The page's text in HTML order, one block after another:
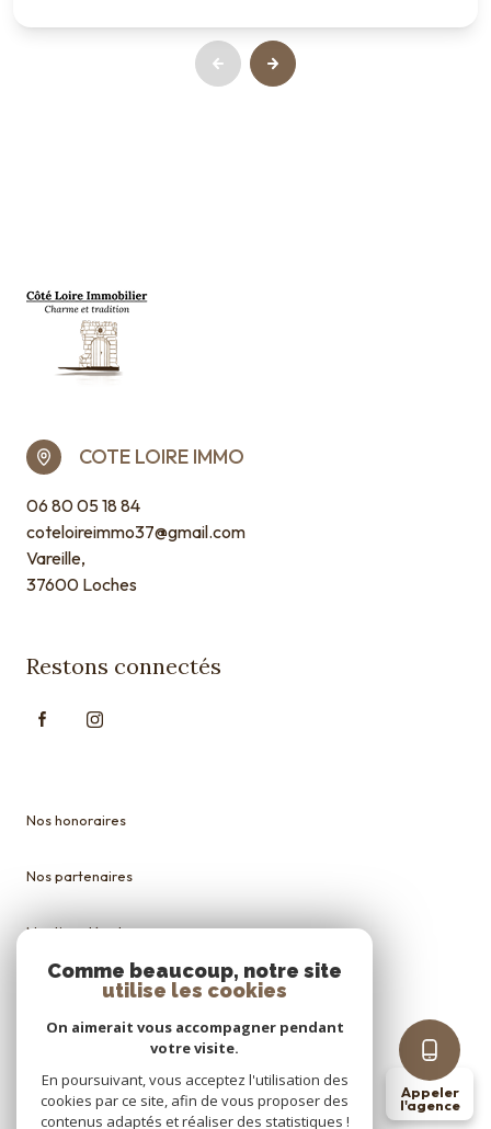
Appeler
l'agence
COTE LOIRE IMMO
06 80 05 18 84
coteloireimmo37@gmail.com
Vareille,
37600 Loches
Restons connectés
Nos honoraires
Nos partenaires
Mentions légales
Cookies
Comme beaucoup, notre site
utilise les cookies
On aimerait vous accompagner pendant
votre visite.
En poursuivant, vous acceptez l'utilisation des
cookies par ce site, afin de vous proposer des
contenus adaptés et réaliser des statistiques !